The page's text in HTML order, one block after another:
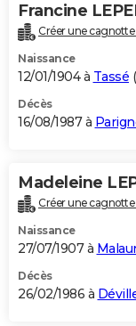
Francine
Créer une cagnotte
Naissance
12/01/1904 à Tassé (
Décès
16/08/1987 à
Madeleine
Créer une cagnotte
Naissance
27/07/1907 à
Décès
26/02/1986 à